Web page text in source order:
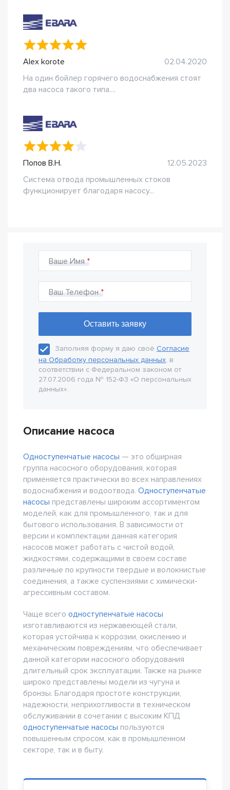
Alex korote
02.04.2020
На один бойлер горячего водоснабжения стоят
два насоса такого типа....
Попов В.Н.
12.05.2023
Система отвода промышленных стоков
функционирует благодаря насосу...
Ваше Имя
Ваш Телефон
Заполняя форму я даю своё Согласие
на Обработку персональных данных, в
соответствии с Федеральном законом от
27.07.2006 года № 152-Ф3 «О персональных
данных».
Описание насоса
Одноступенчатые насосы — это обширная
группа насосного оборудования, которая
применяется практически во всех направлениях
водоснабжения и водоотвода. Одноступенчатые
насосы представлены широким ассортиментом
моделей, как для промышленного, так и для
бытового использования. В зависимости от
версии и комплектации данная категория
насосов может работать с чистой водой,
жидкостями, содержащими в своем составе
различные по крупности твердые и волокнистые
соединения, а также суспензиями с химически-
агрессивным составом.
Чаще всего одноступенчатые насосы
изготавливаются из нержавеющей стали,
которая устойчива к коррозии, окислению и
механическим повреждениям, что обеспечивает
данной категории насосного оборудования
длительный срок эксплуатации. Также на рынке
широко представлены модели из чугуна и
бронзы. Благодаря простоте конструкции,
надежности, неприхотливости в техническом
обслуживании в сочетании с высоким КПД
одноступенчатые насосы пользуются
повышенным спросом, как в промышленном
секторе, так и в быту.